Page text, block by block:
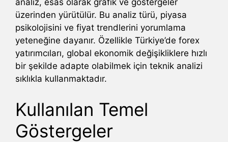
analiz, esas olarak grafik ve göstergeler
üzerinden yürütülür. Bu analiz türü, piyasa
psikolojisini ve fiyat trendlerini yorumlama
yeteneğine dayanır. Özellikle Türkiye’de forex
yatırımcıları, global ekonomik değişikliklere hızlı
bir şekilde adapte olabilmek için teknik analizi
sıklıkla kullanmaktadır.
Kullanılan Temel
Göstergeler